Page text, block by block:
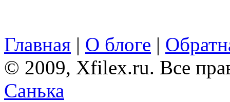
Главная | О блоге |
© 2009, Xfilex.ru. Все
Санька